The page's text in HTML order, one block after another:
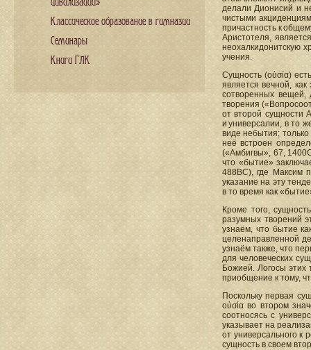
делали Дионисий и
чистыми
причастность к
Аристотеля,
неохалкидонитскую
учения.
Сущность (οὐσία)
является вечной,
сотворенных вещей,
творения
от второй сущности
и универсалии, в то
виде небытия;
неё встроен
(«Амбигвы», 67,
что «бытие»
488ВС), где Максим
указание на эту
в то время как
Кроме того,
разумных творений
узнаём, что бытие
целенаправленной
узнаём также, что
для человеческих
Божией. Логосы
приобщение к тому,
Поскольку первая
οὐσία во втором
соотносясь с
указывает на
от универсального к
сущность в своем
цивилизации»
Классическое образование в гимназии
Семинары
Книги ГЛК